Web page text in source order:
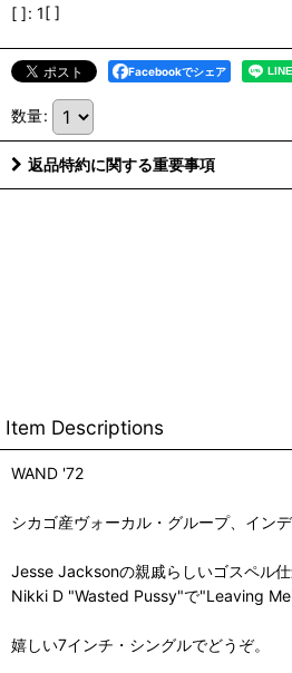
[ ]: 1[ ]
Facebookでシェア
数量:
返品特約に関する重要事項
Item Descriptions
WAND '72
シカゴ産ヴォーカル・グループ、イン
Jesse Jacksonの親戚らしいゴスペル
Nikki D "Wasted Pussy"で"Leaving
嬉しい7インチ・シングルでどうぞ。